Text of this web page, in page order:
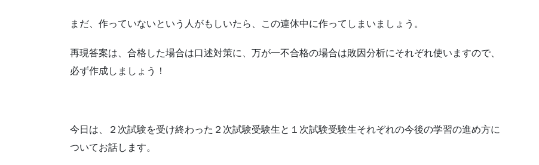
まだ、作っていないという人がもしいたら、この連休中に作ってしまいましょう。
再現答案は、合格した場合は口述対策に、万が一不合格の場合は敗因分析にそれぞれ使いますので、
必ず作成しましょう！
今日は、２次試験を受け終わった２次試験受験生と１次試験受験生それぞれの今後の学習の進め方に
ついてお話します。